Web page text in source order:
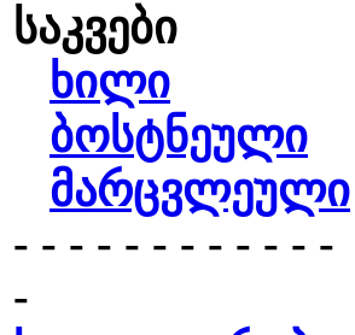
საკვები
ხილი
ბოსტნეული
მარცვლეული
- - - - - - - - - - - -
-